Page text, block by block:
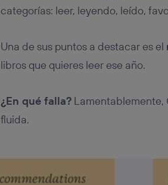
categorías: leer, leyendo, leído,
Una de sus puntos a destacar es el
libros que quieres leer ese año.
¿En qué falla?Lamentablemente,
fluida.